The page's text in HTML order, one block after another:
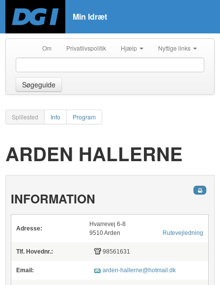
Min Idræt
Om Privatlivspolitik Hjælp Nyttige links
Søgeguide
Spillested Info Program
ARDEN HALLERNE
INFORMATION
Adresse:
Hvarrevej 6-8
9510 Arden
Rutevejledning
Tlf. Hovednr.: 98561631
Email: arden-hallerne@hotmail.dk